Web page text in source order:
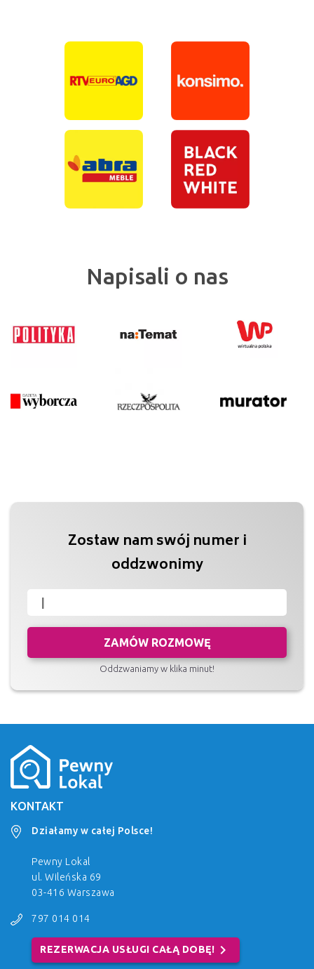
Napisali o nas
Zostaw nam swój numer i
oddzwonimy
ZAMÓW ROZMOWĘ
Oddzwaniamy w klika minut!
KONTAKT
Działamy w całej Polsce!
Pewny Lokal
ul. Wileńska 69
03-416 Warszawa
797 014 014
REZERWACJA USŁUGI CAŁĄ DOBĘ! chevron_right